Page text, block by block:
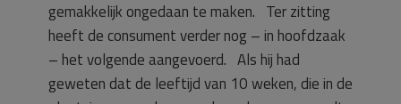
gemakkelijk ongedaan te maken. Ter zitting
heeft de consument verder nog – in hoofdzaak
– het volgende aangevoerd. Als hij had
geweten dat de leeftijd van 10 weken, die in de